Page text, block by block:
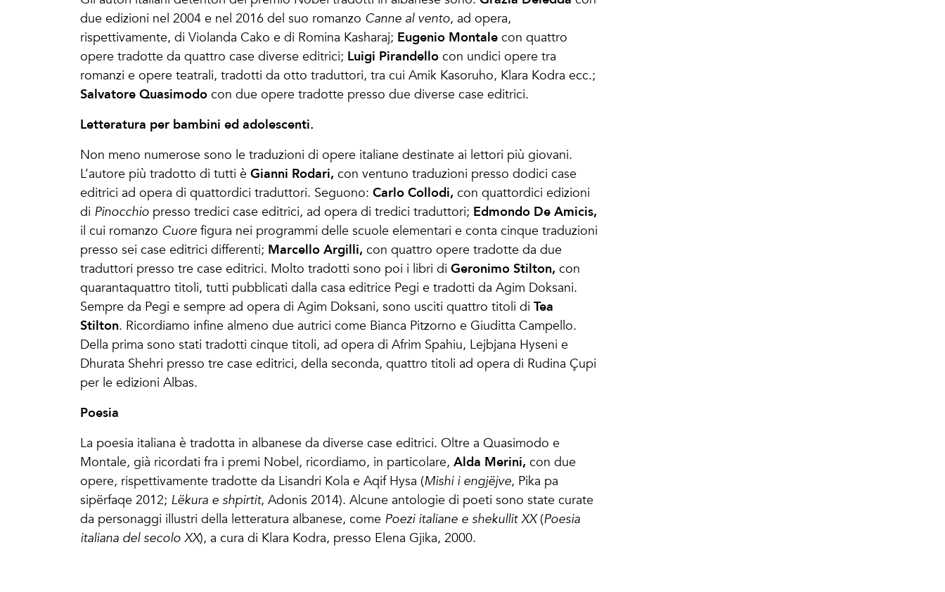
due edizioni nel 2004 e nel 2016 del suo romanzo Canne al vento, ad opera,
rispettivamente, di Violanda Cako e di Romina Kasharaj; Eugenio Montale con quattro
opere tradotte da quattro case diverse editrici; Luigi Pirandello con undici opere tra
romanzi e opere teatrali, tradotti da otto traduttori, tra cui Amik Kasoruho, Klara Kodra ecc.;
Salvatore Quasimodo con due opere tradotte presso due diverse case editrici.
Letteratura per bambini ed adolescenti.
Non meno numerose sono le traduzioni di opere italiane destinate ai lettori più giovani.
L’autore più tradotto di tutti è Gianni Rodari, con ventuno traduzioni presso dodici case
editrici ad opera di quattordici traduttori. Seguono: Carlo Collodi, con quattordici edizioni
di Pinocchio presso tredici case editrici, ad opera di tredici traduttori; Edmondo De Amicis,
il cui romanzo Cuore figura nei programmi delle scuole elementari e conta cinque traduzioni
presso sei case editrici differenti; Marcello Argilli, con quattro opere tradotte da due
traduttori presso tre case editrici. Molto tradotti sono poi i libri di Geronimo Stilton, con
quarantaquattro titoli, tutti pubblicati dalla casa editrice Pegi e tradotti da Agim Doksani.
Sempre da Pegi e sempre ad opera di Agim Doksani, sono usciti quattro titoli di Tea
Stilton. Ricordiamo infine almeno due autrici come Bianca Pitzorno e Giuditta Campello.
Della prima sono stati tradotti cinque titoli, ad opera di Afrim Spahiu, Lejbjana Hyseni e
Dhurata Shehri presso tre case editrici, della seconda, quattro titoli ad opera di Rudina Çupi
per le edizioni Albas.
Poesia
La poesia italiana è tradotta in albanese da diverse case editrici. Oltre a Quasimodo e
Montale, già ricordati fra i premi Nobel, ricordiamo, in particolare, Alda Merini, con due
opere, rispettivamente tradotte da Lisandri Kola e Aqif Hysa (Mishi i engjëjve, Pika pa
sipërfaqe 2012; Lëkura e shpirtit, Adonis 2014). Alcune antologie di poeti sono state curate
da personaggi illustri della letteratura albanese, come Poezi italiane e shekullit XX(Poesia
italiana del secolo XX), a cura di Klara Kodra, presso Elena Gjika, 2000.